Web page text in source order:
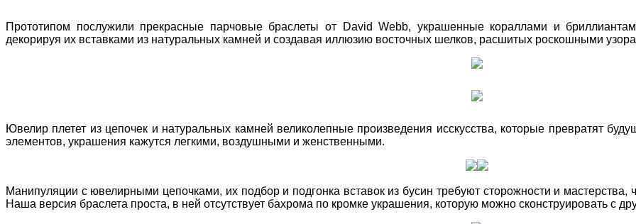
Прототипом послужили прекрасные парчовые браслеты от David Webb, украшенные кораллами и
декорируя их вставками из натуральных камней и создавая иллюзию восточных шелков, расшитых роскошными
Ювелир плетет из цепочек и натуральных камней великолепные произведения исскусства, которые превратят
элементов, украшения кажутся легкими, воздушными и женственными.
Манипуляции с ювелирными цепочками, их подбор и подгонка вставок из бусин требуют сторожности и мастерства,
Наша версия браслета проста, в ней отсутствует бахрома по кромке украшения, которую можно сконструировать с